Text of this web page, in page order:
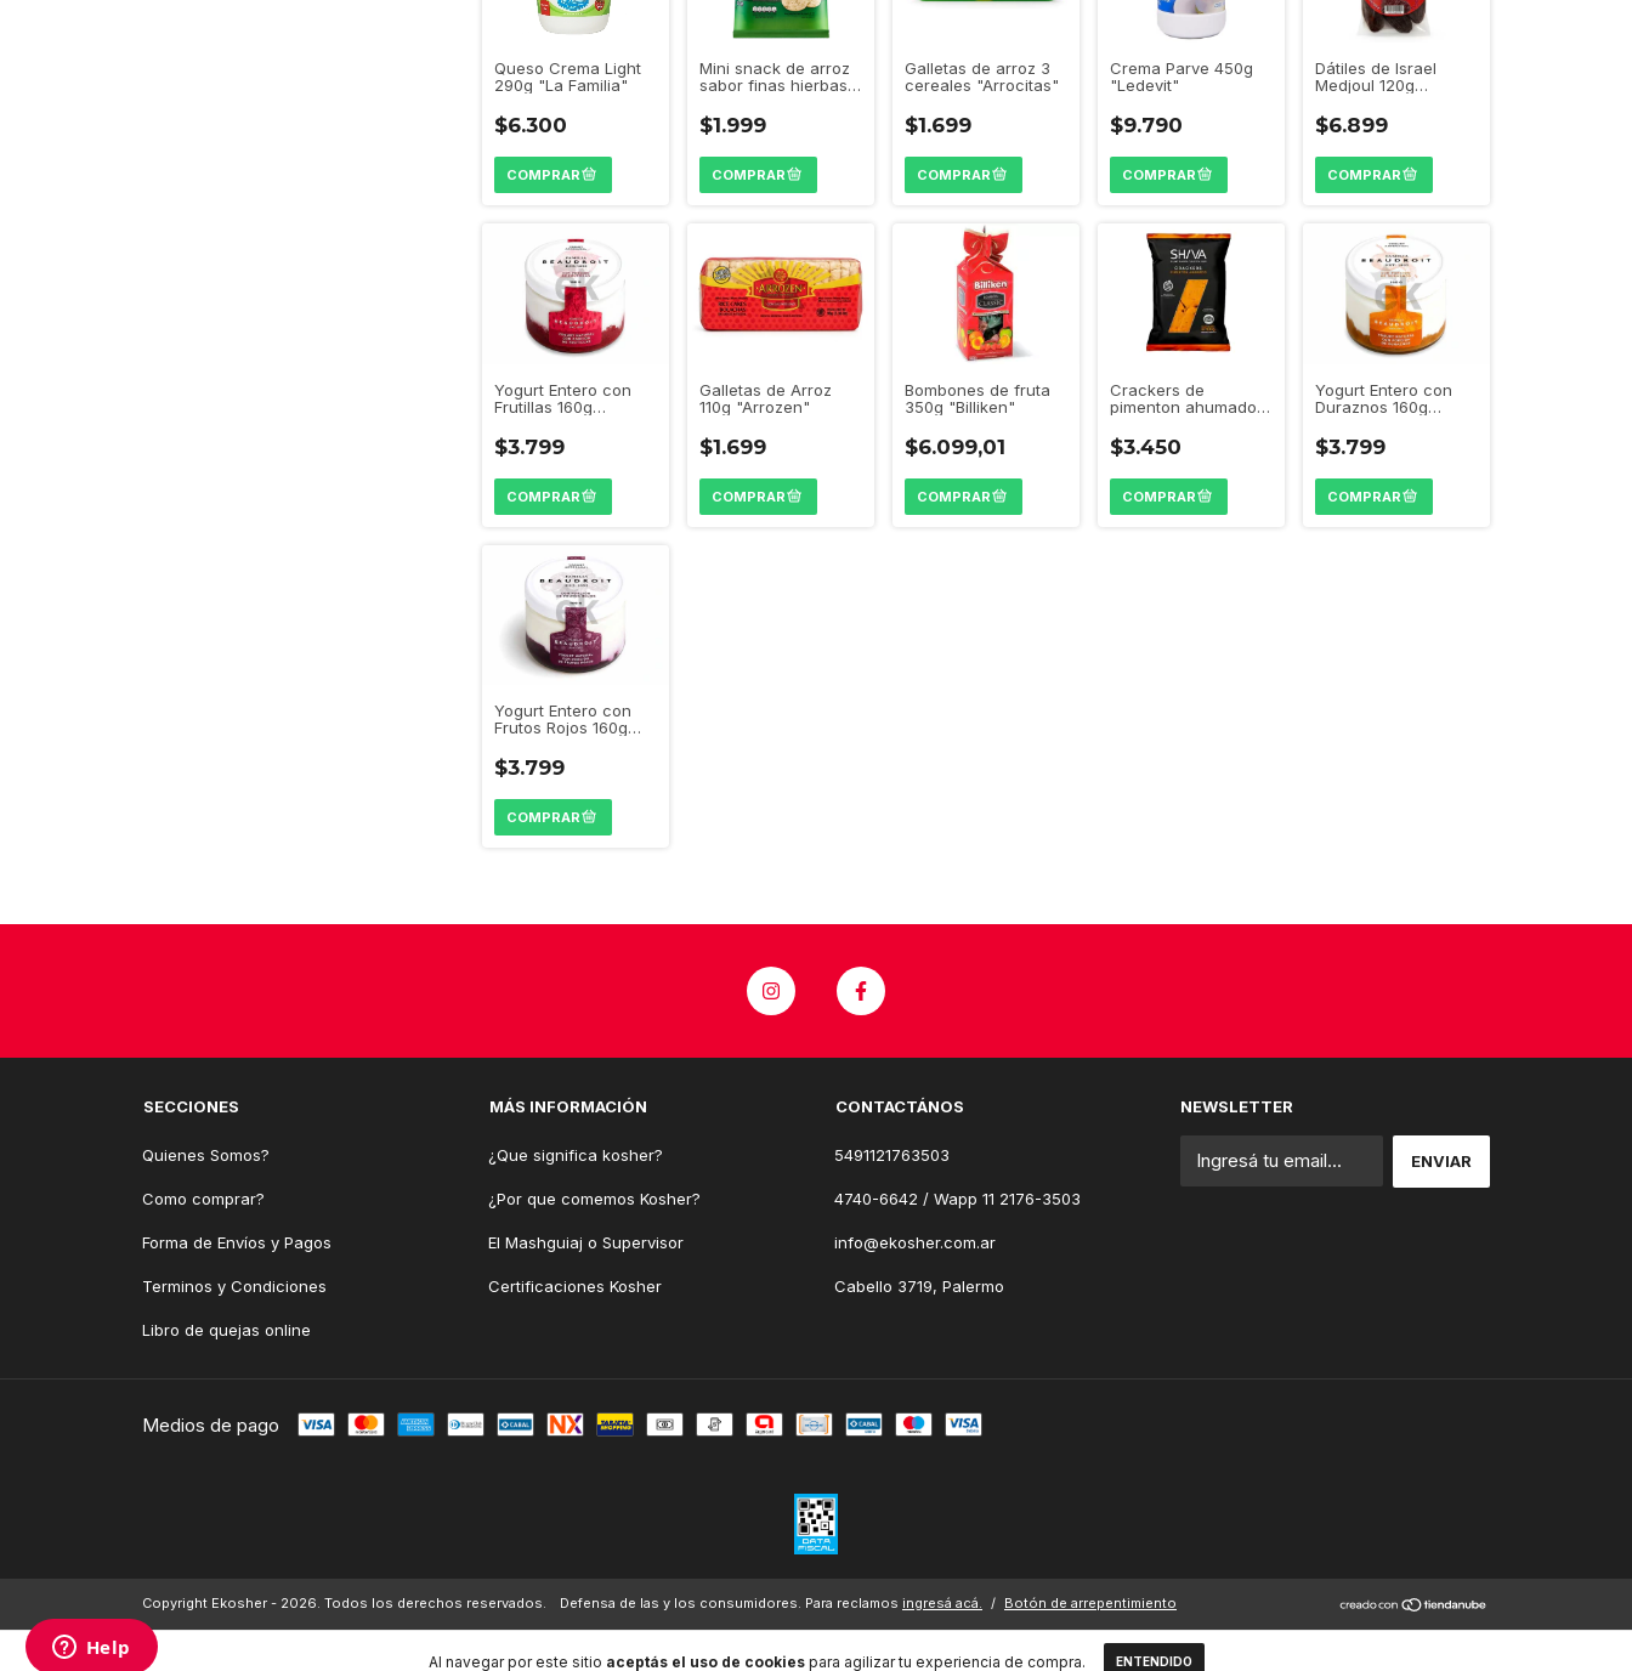
Al navegar por este sitio aceptás el uso de cookiespara agilizar tu experiencia de compra. ENTENDIDO
Queso Crema Light
290g "La Familia"
$6.300
Mini snack de arroz
sabor finas hierbas
$1.999
Galletas de arroz 3
cereales "Arrocitas"
$1.699
Crema Parve 450g
"Ledevit"
$9.790
Dátiles de Israel
Medjoul 120g
$6.899
Yogurt Entero con
Frutillas 160g
$3.799
Galletas de Arroz
110g "Arrozen"
$1.699
Bombones de fruta
350g "Billiken"
$6.099,01
Crackers de
pimenton ahumado
$3.450
Yogurt Entero con
Duraznos 160g
$3.799
Yogurt Entero con
Frutos Rojos 160g
$3.799
SECCIONES
Quienes Somos?
Como comprar?
Forma de Envíos y Pagos
Terminos y Condiciones
Libro de quejas online
MÁS INFORMACIÓN
¿Que significa kosher?
¿Por que comemos Kosher?
El Mashguiaj o Supervisor
Certificaciones Kosher
CONTACTÁNOS
5491121763503
4740-6642 / Wapp 11 2176-3503
info@ekosher.com.ar
Cabello 3719, Palermo
NEWSLETTER
Medios de pago
Copyright Ekosher - 2026. Todos los derechos reservados. Defensa de las y los consumidores. Para reclamos ingresá acá. / Botón de arrepentimiento